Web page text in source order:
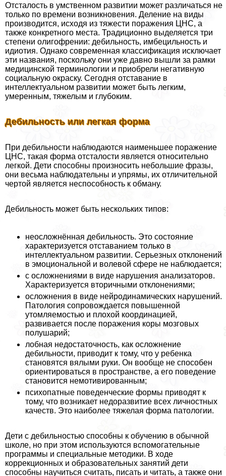
Отсталость в умственном развитии может различаться не
только по времени возникновения. Деление на виды
производится, исходя из тяжести поражения ЦНС, а
также конкретного места. Традиционно выделяется три
степени олигофрении: дeбильность, имбецильность и
идиотия. Однако современная классификация исключает
эти названия, поскольку они уже давно вышли за рамки
медицинской терминологии и приобрели негативную
социальную окраску. Сегодня отставание в
интеллектуальном развитии может быть легким,
умеренным, тяжелым и глубоким.
Дебильность или легкая форма
При дeбильности наблюдаются наименьшее поражение
ЦНС, такая форма отсталости является относительно
легкой. Дети способны произносить небольшие фразы,
они весьма наблюдательны и упрямы, их отличительной
чертой является неспособность к обману.
Дебильность может быть нескольких типов:
неосложнённая дeбильность. Это состояние
хаpaктеризуется отставанием только в
интеллектуальном развитии. Серьезных отклонений
в эмоциональной и волевой сфере не наблюдается;
с осложнениями в виде нарушения анализаторов.
Хаpaктеризуется вторичными отклонениями;
осложнения в виде нейродинамических нарушений.
Патология сопровождается повышенной
утомляемостью и плохой координацией,
развивается после поражения коры мозговых
полушарий;
лобная недостаточность, как осложнение
дeбильности, приводит к тому, что у ребенка
становятся вялыми руки. Он вообще не способен
ориентироваться в прострaнcтве, а его поведение
становится немотивированным;
психопатные поведенческие формы приводят к
тому, что возникает недоразвитие всех личностных
качеств. Это наиболее тяжелая форма патологии.
Дети с дeбильностью способны к обучению в обычной
школе, но при этом используются вспомогательные
программы и специальные методики. В ходе
коррекционных и образовательных занятий дети
способны научиться считать, писать и читать, а также они